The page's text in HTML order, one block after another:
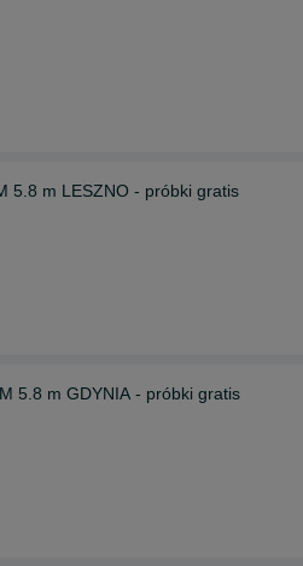
5.8 m LESZNO - próbki gratis
5.8 m GDYNIA - próbki gratis